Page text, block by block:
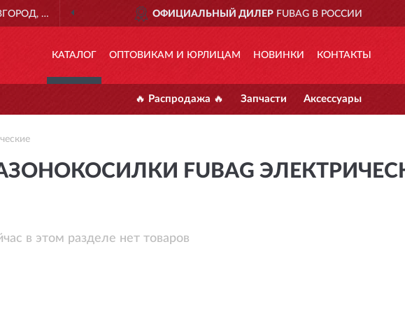
НИЖНИЙ НОВГОРОД ОФИЦИАЛЬНЫЙ ДИЛЕРFUBAG В РОССИИ
КАТАЛОГ ОПТОВИКАМ И ЮРЛИЦАМ НОВИНКИ КОНТАКТЫ
🔥 Распродажа 🔥 Запчасти Аксессуары
FUBAG
в этом разделе нет товаров